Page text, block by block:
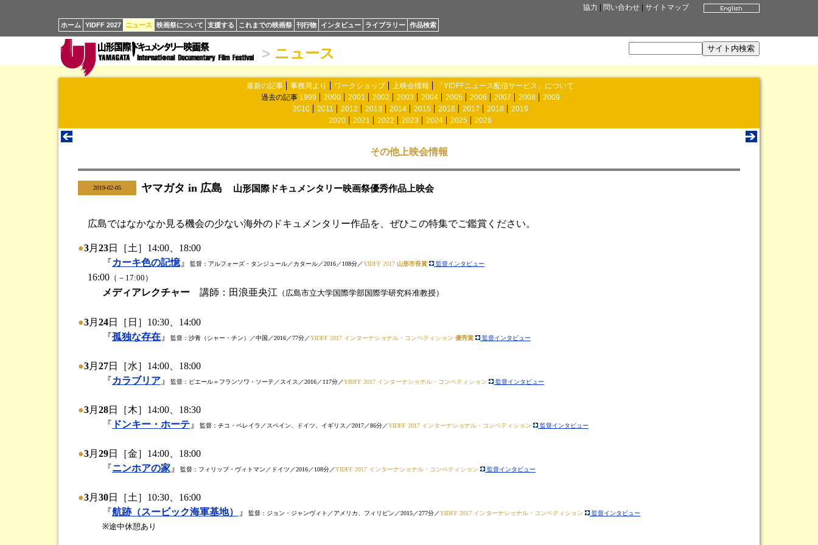
協力 問い合わせ サイトマップ
ホーム YIDFF 2027 ニュース 映画祭について 支援する これまでの映画祭 刊行物 インタビュー ライブラリー 作品検索
> ニュース
最新の記事 事務局より ワークショップ 上映会情報
「YIDFFニュース配信サービス」について
過去の記事 1999 2000 2001 2002 2003 2004 2005 2006 2007 2008
2009
2010
2011 2012 2013 2014 2015 2016 2017 2018
2019
2020
2021 2022 2023 2024 2025 2026
その他上映会情報
2019-02-05 ヤマガタ in 広島 山形国際ドキュメンタリー映画祭優秀作品上映会
広島ではなかなか見る機会の少ない海外のドキュメンタリー作品を、ぜひこの特集でご鑑賞ください。
●3月 23日［土］14:00、18:00
『カーキ色の記憶』 監督：アルフォーズ・タンジュール／カタール／2016／108分／YIDFF 2017 山形市長賞 監督インタビュー
16:00 （－17:00）
メディアレクチャー 講師：田浪亜央江 （広島市立大学国際学部国際学研究科准教授）
●3月 24日［日］10:30、14:00
『孤独な存在 』 監督：沙青（シャー・チン）／中国／2016／77分／YIDFF 2017 インターナショナル・コンペティション 優秀賞 監督インタビュー
●3月 27日［水］14:00、18:00
『カラブリア 』 監督：ピエール＝フランソワ・ソーテ／スイス／2016／117分／YIDFF 2017 インターナショナル・コンペティション 監督インタビュー
●3月 28日［木］14:00、18:30
『 ドンキー・ホーテ 』 監督：チコ・ペレイラ／スペイン、ドイツ、イギリス／2017／86分／YIDFF 2017 インターナショナル・コンペティション 監督インタビュー
●3月 29日［金］14:00、18:00
『ニンホアの家 』 監督：フィリップ・ヴィトマン／ドイツ／2016／108分／YIDFF 2017 インターナショナル・コンペティション 監督インタビュー
●3月 30日［土］10:30、16:00
『航跡（スービック海軍基地） 』 監督：ジョン・ジャンヴィト／アメリカ、フィリピン／2015／277分／YIDFF 2017 インターナショナル・コンペティション 監督インタビュー
※途中休憩あり